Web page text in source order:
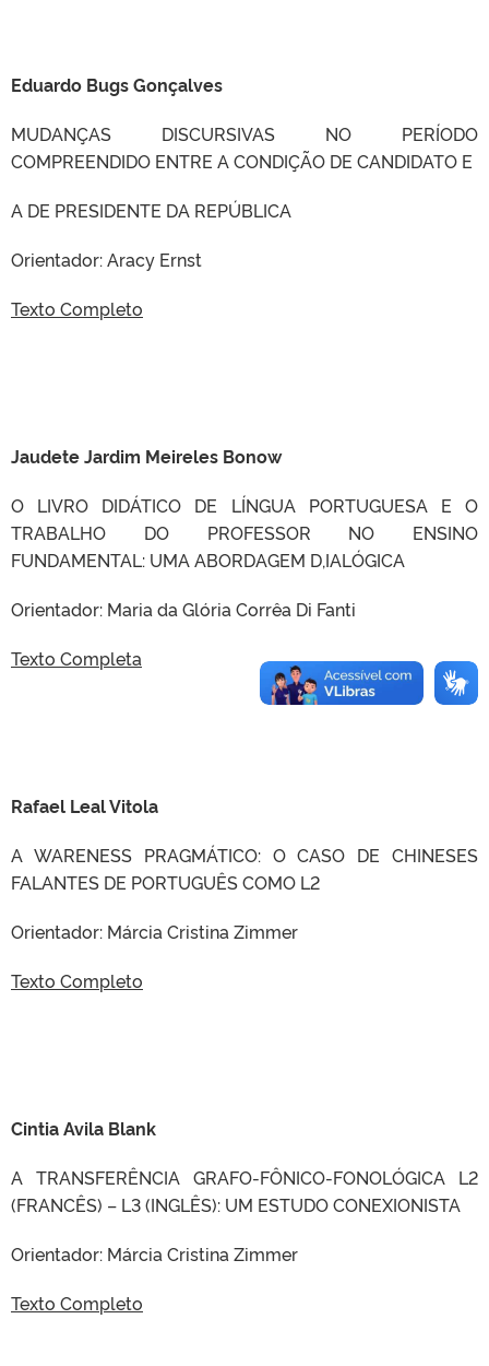
Eduardo Bugs Gonçalves
MUDANÇAS DISCURSIVAS NO PERÍODO
COMPREENDIDO ENTRE A CONDIÇÃO DE CANDIDATO E
A DE PRESIDENTE DA REPÚBLICA
Orientador: Aracy Ernst
Texto Completo
Jaudete Jardim Meireles Bonow
O LIVRO DIDÁTICO DE LÍNGUA PORTUGUESA E O
TRABALHO DO PROFESSOR NO ENSINO
FUNDAMENTAL: UMA ABORDAGEM D,IALÓGICA
Orientador: Maria da Glória Corrêa Di Fanti
Texto Completa
Rafael Leal Vitola
A WARENESS PRAGMÁTICO: O CASO DE CHINESES
FALANTES DE PORTUGUÊS COMO L2
Orientador: Márcia Cristina Zimmer
Texto Completo
Cintia Avila Blank
A TRANSFERÊNCIA GRAFO-FÔNICO-FONOLÓGICA L2
(FRANCÊS) – L3 (INGLÊS): UM ESTUDO CONEXIONISTA
Orientador: Márcia Cristina Zimmer
Texto Completo